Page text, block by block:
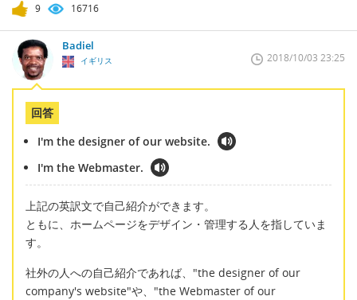
9 16716
Badiel
イギリス 2018/10/03 23:25
回答
I'm the designer of our website.
I'm the Webmaster.
上記の英訳文で自己紹介ができます。
ともに、ホームページをデザイン・管理する人を指していま
す。
社外の人への自己紹介であれば、"the designer of our
company's website"や、"the Webmaster of our